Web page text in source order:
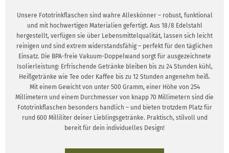
Unsere Fototrinkflaschen sind wahre Alleskönner – robust, funktional
und mit hochwertigen Materialien gefertigt. Aus 18/8 Edelstahl
hergestellt, verfügen sie über Lebensmittelqualität, lassen sich leicht
reinigen und sind extrem widerstandsfähig – perfekt für den täglichen
Einsatz. Die BPA-freie Vakuum-Doppelwand sorgt für ausgezeichnete
Isolierleistung: Erfrischende Getränke bleiben bis zu 24 Stunden kühl,
Heißgetränke wie Tee oder Kaffee bis zu 12 Stunden angenehm heiß.
Mit einem Gewicht von unter 500 Gramm, einer Höhe von 254
Millimetern und einem Durchmesser von knapp 70 Millimetern sind die
Fototrinkflaschen besonders handlich – und bieten trotzdem Platz für
rund 600 Milliliter deiner Lieblingsgetränke. Praktisch, stilvoll und
bereit für dein individuelles Design!